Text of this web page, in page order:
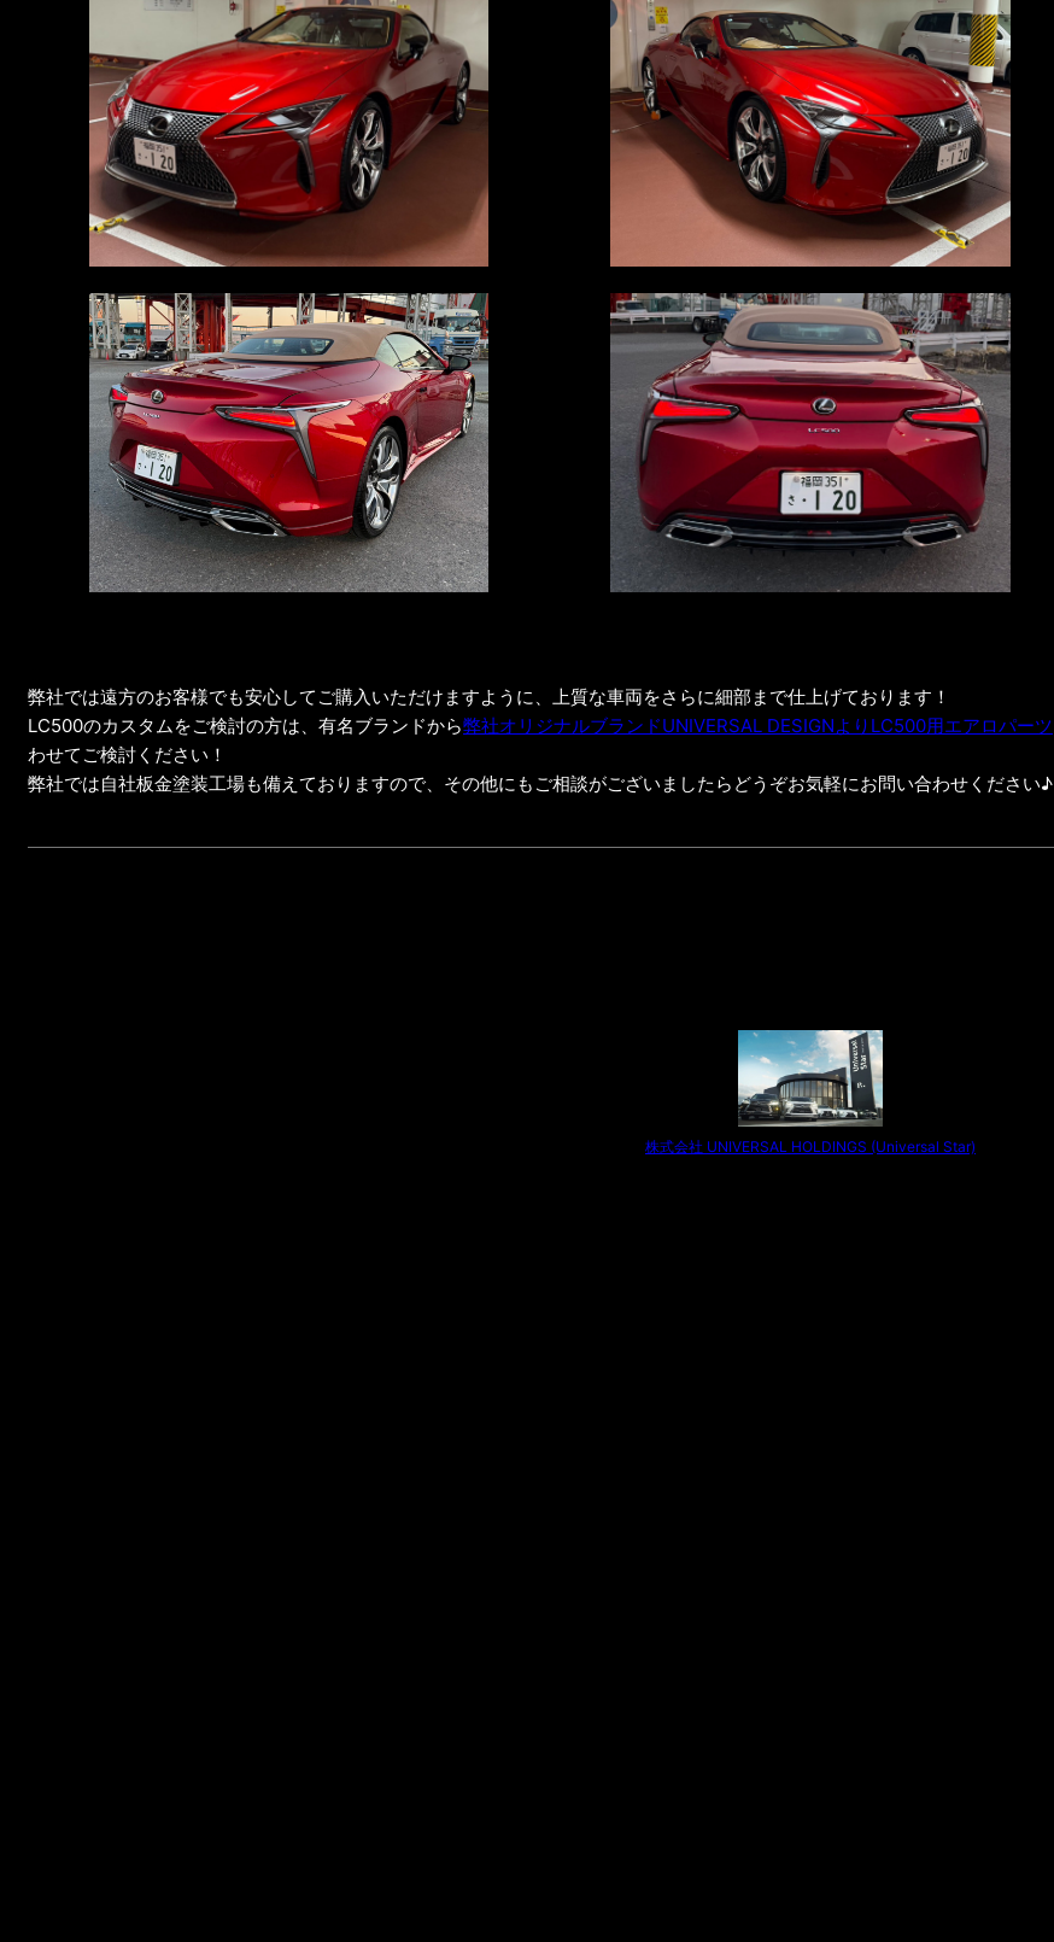
弊社では遠方のお客様でも安心してご購入いただけますように、上質な車両をさらに細部まで仕上げております！
LC500のカスタムをご検討の方は、有名ブランドから弊社オリジナルブランドUNIVERSAL DESIGNよりLC500用エアロパーツ
わせてご検討ください！
弊社では自社板金塗装工場も備えておりますので、その他にもご相談がございましたらどうぞお気軽にお問い合わせください♪
株式会社 UNIVERSAL HOLDINGS (Universal Star)